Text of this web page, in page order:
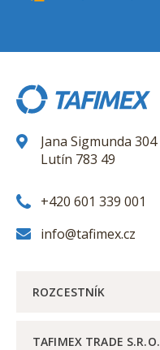
Jana Sigmunda 304
Lutín 783 49
+420 601 339 001
info@tafimex.cz
ROZCESTNÍK
TAFIMEX TRADE S.R.O.